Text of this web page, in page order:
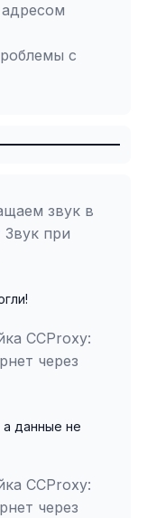
с
звук в
Звук при
CCProxy:
через
а данные не
CCProxy:
через